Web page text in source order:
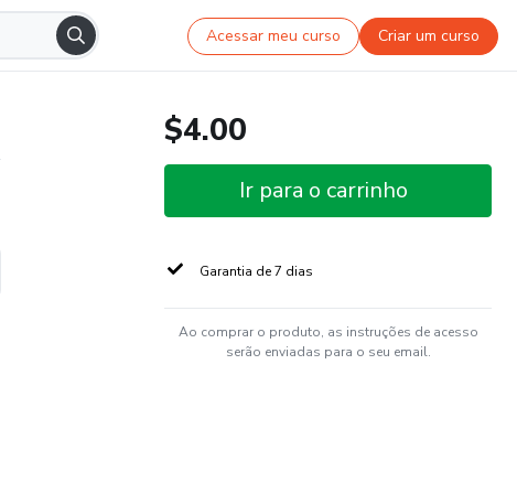
Acessar meu curso Criar um curso
$4.00
Ir para o carrinho
Garantia de 7 dias
Ao comprar o produto, as instruções de acesso
serão enviadas para o seu email.